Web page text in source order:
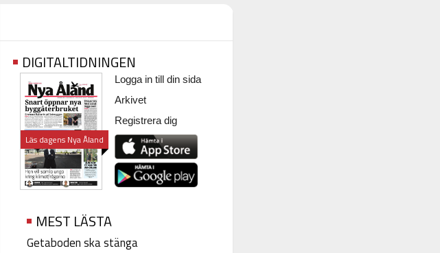
DIGITALTIDNINGEN
Läs dagens Nya Åland
Logga in till din sida
Arkivet
Registrera dig
MEST LÄSTA
Getaboden ska stänga